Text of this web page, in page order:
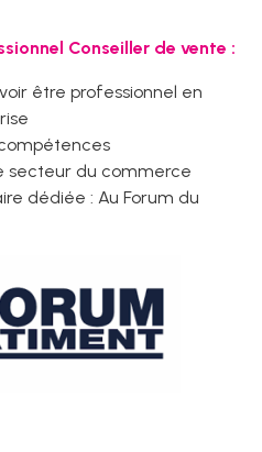
Conseiller de vente :
être professionnel en
secteur du commerce
dédiée : Au Forum du